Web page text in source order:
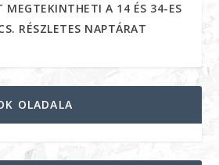
MEGTEKINTHETI A 14 ÉS 34-ES
RÉSZLETES NAPTÁRAT
OLADALA